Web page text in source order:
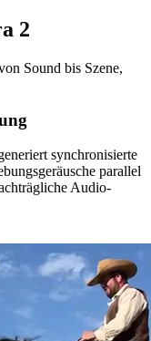
2
Sound bis Szene,
synchronisierte
parallel
Audio-